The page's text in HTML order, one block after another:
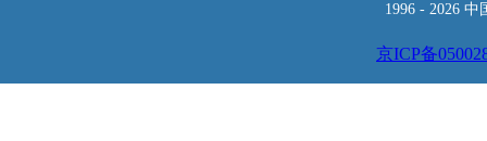
1996 - 2026 中
京ICP备